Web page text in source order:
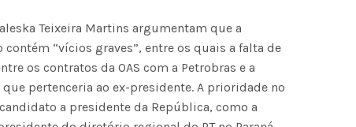
Teixeira Martins argumentam que a
“vícios graves”, entre os quais a falta de
os contratos da OAS com a Petrobras e a
pertenceria ao ex-presidente. A prioridade no
a presidente da República, como a